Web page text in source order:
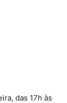
das 17h às